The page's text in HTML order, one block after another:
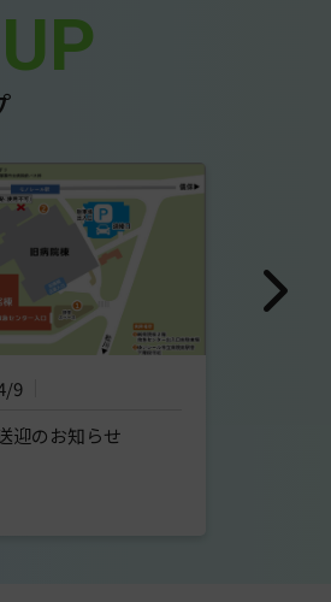
9
迎のお知らせ